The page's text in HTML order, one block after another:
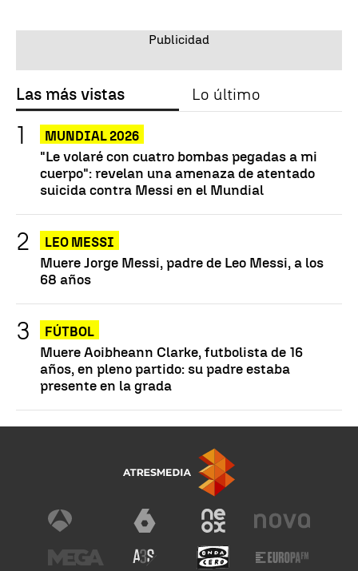
Las más vistas Lo último
MUNDIAL 2026
"Le volaré con cuatro bombas pegadas a mi
cuerpo": revelan una amenaza de atentado
suicida contra Messi en el Mundial
LEO MESSI
Muere Jorge Messi, padre de Leo Messi, a los
68 años
FÚTBOL
Muere Aoibheann Clarke, futbolista de 16
años, en pleno partido: su padre estaba
presente en la grada